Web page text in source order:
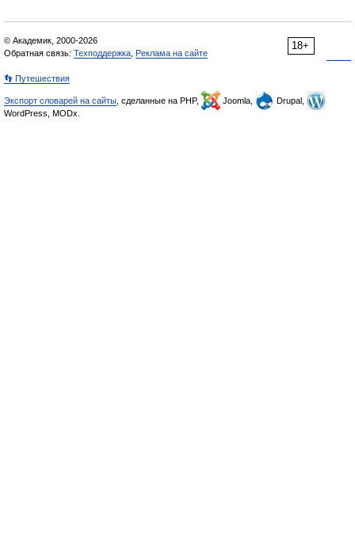
18+
© Академик, 2000-2026
Обратная связь: Техподдержка Реклама на сайте
👣 Путешествия
Экспорт словарей на сайты , сделанные на PHP, Joomla,
Drupal,
WordPress, MODx.